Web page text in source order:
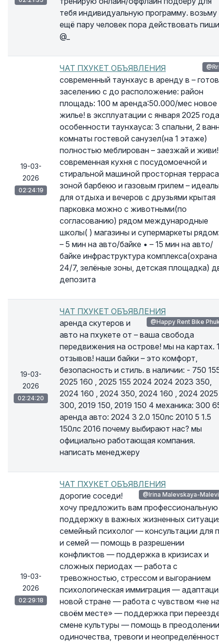
тебя индивидуальную программу. возьму
ещё пару человек пора действовать пиши
@_
19-03-
2026
02:24:19
ЧАТ ПХУКЕТ ОБЪЯВЛЕНИЯ
современный таунхаус в аренду в –
заселению с до расположение: район
площадь: 100 м аренда:50.000/мес новое
жилье! в эксплуатации с января 2025 года
особенности таунхауса: 3 спальни, 2
комнаты гостевой санузел(на 1 этаже)
полностью меблирован – заезжай и живи!
современная кухня с посудомоечной и
стиральной машиной просторная
зоной барбекю и газовым грилем –
для отдыха и вечеров с друзьями крытая
парковка можно с животными(по
согласованию) рядом международные
школы( ) магазины и супермаркеты
– 5 мин на авто/байке • – 15 мин на авто/
байке инфраструктура комплекса(охрана
24/7, зелёные зоны, детская площадка)
депозита
19-03-
2026
02:24:20
ЧАТ ПХУКЕТ ОБЪЯВЛЕНИЯ
@Happy Rent Bike
аренда скутеров и
авто на пхукете от – ваша свобода
передвижения на острове! мы на картах.
отзывов! наши байки – это комфорт,
безопасность и стиль. в наличии: - 750
2025 160 , 2025 155 2024 2024 2023 350,
2024 160 , 2024 350, 2024 160 , 2024 2025
300, 2019 150, 2019 150 4 механика: 300
аренда авто: 2024 3 2.0 150лс 2010 5 1.5
150лс 2016 почему выбирают нас? мы
официально работающая компания.
написать менеджеру
19-03-
2026
02:29:18
ЧАТ ПХУКЕТ ОБЪЯВЛЕНИЯ
@Irina Malevskaya-
дорогие соседи!
хочу предложить вам профессиональную
поддержку в важных жизненных
семейный психолог — консультации для
и семей — помощь в разрешении
конфликтов — поддержка в кризисах и
сложных периодах — работа с
тревожностью, стрессом и выгоранием
психологическая иммиграция —
новой стране — работа с чувством «не
своём месте» — поддержка при
смене культуры — помощь в преодолении
одиночества, тревоги и